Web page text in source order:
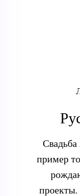
пример
проекты.